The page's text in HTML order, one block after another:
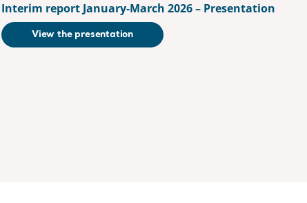
Interim report January-March 2026 – Presentation
View the presentation